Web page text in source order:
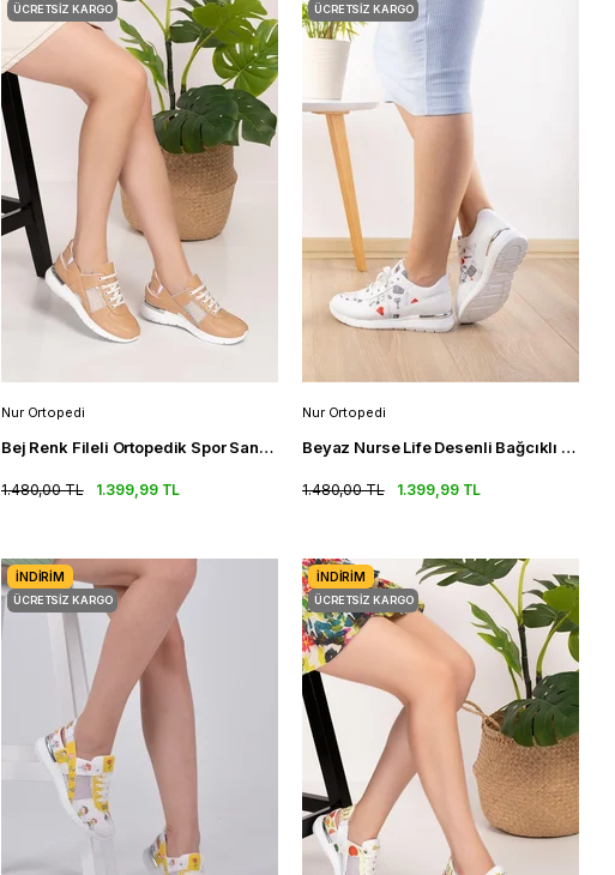
Nur Ortopedi
Bej Renk Fileli Ortopedik Spor Sandalet Kadın Ortpedik Sneakers
1.399,99 TL
1.480,00 TL
ÜCRETSIZ KARGO
Nur Ortopedi
Beyaz Nurse Life Desenli Bağcıklı Ortopedik Kadın Spor Sandalet
1.399,99 TL
1.480,00 TL
ÜCRETSIZ KARGO
İNDIRIM
ÜCRETSIZ KARGO
İNDIRIM
ÜCRETSIZ KARGO